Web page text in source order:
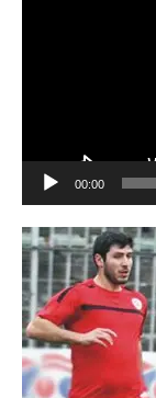
00:00